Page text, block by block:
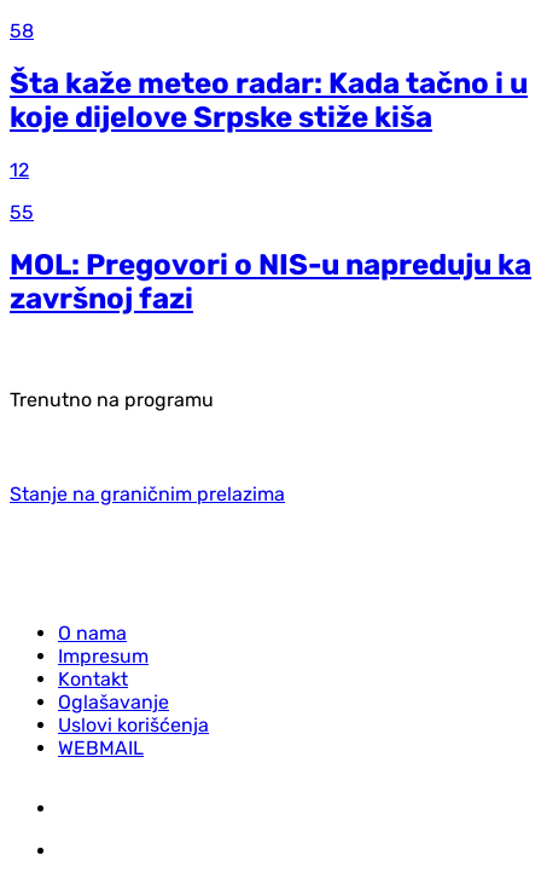
58
Šta kaže meteo radar: Kada tačno i u
koje dijelove Srpske stiže kiša
12
55
MOL: Pregovori o NIS-u napreduju ka
završnoj fazi
Trenutno na programu
Stanje na graničnim prelazima
O nama
Impresum
Kontakt
Oglašavanje
Uslovi korišćenja
WEBMAIL